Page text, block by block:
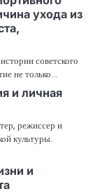
ухода из
советского
не только…
и личная
режиссер и
культуры.
и